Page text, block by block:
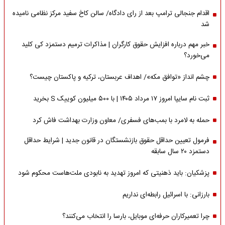
اقدام جنجالی ترامپ بعد از رای دادگاه/ سالن کاخ سفید مرکز نظامی نامیده
شد
خبر مهم درباره افزایش حقوق کارگران | مذاکرات ترمیم دستمزد کی کلید
می‌خورد؟
چشم انداز «توافق مکه»/ اهداف عربستان، ترکیه و پاکستان چیست؟
ثبت نام سایپا امروز ۱۷ مرداد ۱۴۰۵ | با ۵۰۰ میلیون کوییک S بخرید
حمله به لامرد با بمب‌های فسفری/ معاون وزارت بهداشت فاش کرد
فرمول تعیین حداقل حقوق بازنشستگان در قانون جدید | شرایط حداقل
دستمزد ۲۰ سال سابقه
پزشکیان: باید ذهنیتی که امروز تهدید به نابودی ملت‌هاست محکوم شود
بارزانی: با اسرائیل رابطه‌ای نداریم
چرا تعمیرکاران حرفه‌ای موبایل، بارسا را انتخاب می‌کنند؟